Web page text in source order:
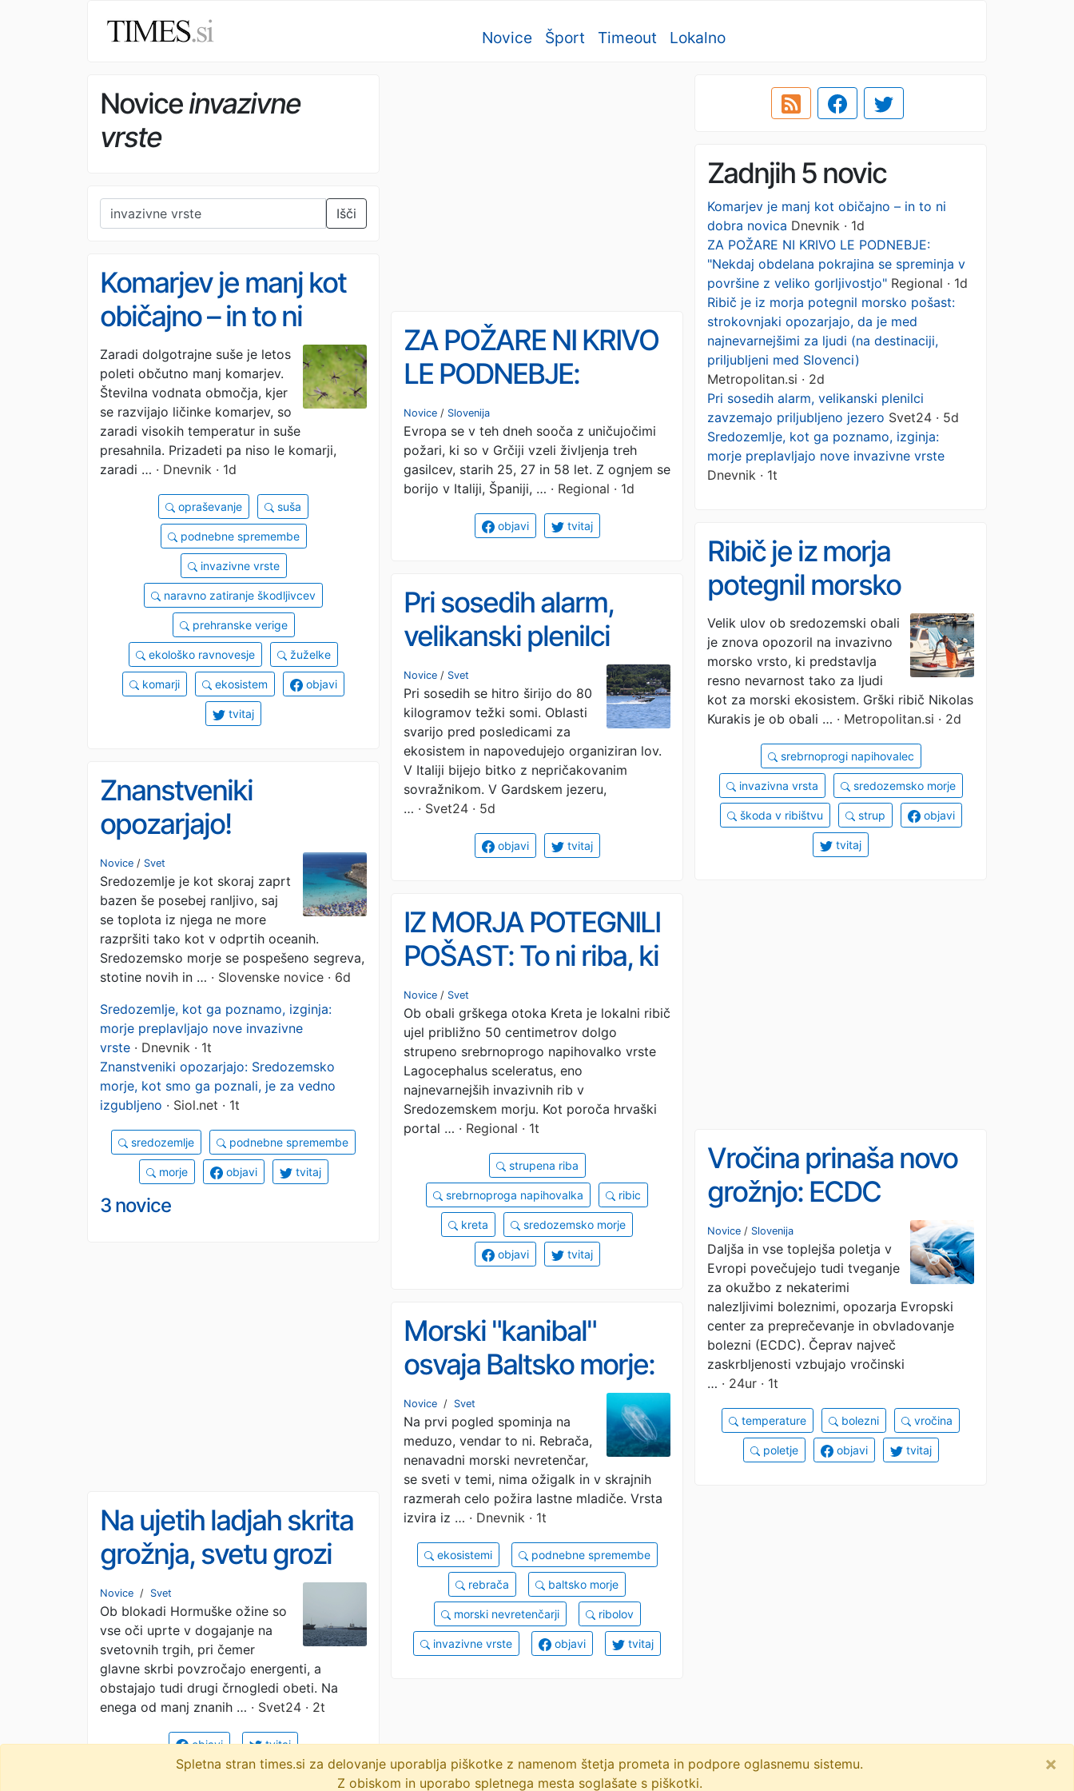
Novice Šport Timeout Lokalno
Noviceinvazivne
vrste
Išči
Zadnjih 5 novic
Komarjev je manj kot običajno – in to ni
dobra novica Dnevnik · 1d
ZA POŽARE NI KRIVO LE PODNEBJE:
"Nekdaj obdelana pokrajina se spreminja v
površine z veliko gorljivostjo" Regional · 1d
Ribič je iz morja potegnil morsko pošast:
strokovnjaki opozarjajo, da je med
najnevarnejšimi za ljudi (na destinaciji,
priljubljeni med Slovenci)
Metropolitan.si · 2d
Pri sosedih alarm, velikanski plenilci
zavzemajo priljubljeno jezero Svet24 · 5d
Sredozemlje, kot ga poznamo, izginja:
morje preplavljajo nove invazivne vrste
Dnevnik · 1t
Komarjev je manj kot
običajno – in to ni
dobra novica
Zaradi dolgotrajne suše je letos
poleti občutno manj komarjev.
Številna vodnata območja, kjer
se razvijajo ličinke komarjev, so
zaradi visokih temperatur in suše
presahnila. Prizadeti pa niso le komarji,
zaradi … · Dnevnik · 1d
opraševanje suša
podnebne spremembe
invazivne vrste
naravno zatiranje škodljivcev
prehranske verige
ekološko ravnovesje žuželke
komarji ekosistem objavi
tvitaj
ZA POŽARE NI KRIVO
LE PODNEBJE:
"Nekdaj obdelana
pokrajina se
spreminja v površine z
veliko gorljivostjo"
Novice / Slovenija
Evropa se v teh dneh sooča z uničujočimi
požari, ki so v Grčiji vzeli življenja treh
gasilcev, starih 25, 27 in 58 let. Z ognjem se
borijo v Italiji, Španiji, … · Regional · 1d
objavi tvitaj
Ribič je iz morja
potegnil morsko
pošast: strokovnjaki
opozarjajo, da je med
najnevarnejšimi za
ljudi (na destinaciji,
priljubljeni med
Slovenci)
Velik ulov ob sredozemski obali
je znova opozoril na invazivno
morsko vrsto, ki predstavlja
resno nevarnost tako za ljudi
kot za morski ekosistem. Grški ribič Nikolas
Kurakis je ob obali … · Metropolitan.si · 2d
srebrnoprogi napihovalec
invazivna vrsta sredozemsko morje
škoda v ribištvu strup objavi
tvitaj
Pri sosedih alarm,
velikanski plenilci
zavzemajo priljubljeno
jezero
Novice / Svet
Pri sosedih se hitro širijo do 80
kilogramov težki somi. Oblasti
svarijo pred posledicami za
ekosistem in napovedujejo organiziran lov.
V Italiji bijejo bitko z nepričakovanim
sovražnikom. V Gardskem jezeru,
… · Svet24 · 5d
objavi tvitaj
Znanstveniki
opozarjajo!
Sredozemsko morje,
kot smo ga poznali, je
za vselej izgubljeno
Novice / Svet
Sredozemlje je kot skoraj zaprt
bazen še posebej ranljivo, saj
se toplota iz njega ne more
razpršiti tako kot v odprtih oceanih.
Sredozemsko morje se pospešeno segreva,
stotine novih in … · Slovenske novice · 6d
Sredozemlje, kot ga poznamo, izginja:
morje preplavljajo nove invazivne
vrste · Dnevnik · 1t
Znanstveniki opozarjajo: Sredozemsko
morje, kot smo ga poznali, je za vedno
izgubljeno · Siol.net · 1t
sredozemlje podnebne spremembe
morje objavi tvitaj
3 novice
IZ MORJA POTEGNILI
POŠAST: To ni riba, ki
bi si jo želeli srečati
(FOTO, VIDEO)
Novice / Svet
Ob obali grškega otoka Kreta je lokalni ribič
ujel približno 50 centimetrov dolgo
strupeno srebrnoprogo napihovalko vrste
Lagocephalus sceleratus, eno
najnevarnejših invazivnih rib v
Sredozemskem morju. Kot poroča hrvaški
portal … · Regional · 1t
strupena riba
srebrnoproga napihovalka ribic
kreta sredozemsko morje
objavi tvitaj
Vročina prinaša novo
grožnjo: ECDC
opozarja na širjenje
okužb
Novice / Slovenija
Daljša in vse toplejša poletja v
Evropi povečujejo tudi tveganje
za okužbo z nekaterimi
nalezljivimi boleznimi, opozarja Evropski
center za preprečevanje in obvladovanje
bolezni (ECDC). Čeprav največ
zaskrbljenosti vzbujajo vročinski
… · 24ur · 1t
temperature bolezni vročina
poletje objavi tvitaj
Morski "kanibal"
osvaja Baltsko morje:
je lastne mladiče in
ogroža ribji svet
Novice / Svet
Na prvi pogled spominja na
meduzo, vendar to ni. Rebrača,
nenavadni morski nevretenčar,
se sveti v temi, nima ožigalk in v skrajnih
razmerah celo požira lastne mladiče. Vrsta
izvira iz … · Dnevnik · 1t
ekosistemi podnebne spremembe
rebrača baltsko morje
morski nevretenčarji ribolov
invazivne vrste objavi tvitaj
Na ujetih ladjah skrita
grožnja, svetu grozi
katastrofa velikih
razsežnosti
Novice / Svet
Ob blokadi Hormuške ožine so
vse oči uprte v dogajanje na
svetovnih trgih, pri čemer
glavne skrbi povzročajo energenti, a
obstajajo tudi drugi črnogledi obeti. Na
enega od manj znanih … · Svet24 · 2t
objavi tvitaj
Spletna stran times.si za delovanje uporablja piškotke z namenom štetja prometa in podpore oglasnemu sistemu.
Z obiskom in uporabo spletnega mesta soglašate s piškotki.
×